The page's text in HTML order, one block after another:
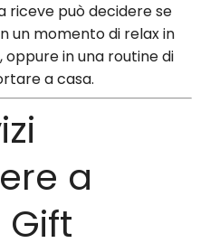
riceve può decidere se
un momento di relax in
oppure in una routine di
a casa.
a